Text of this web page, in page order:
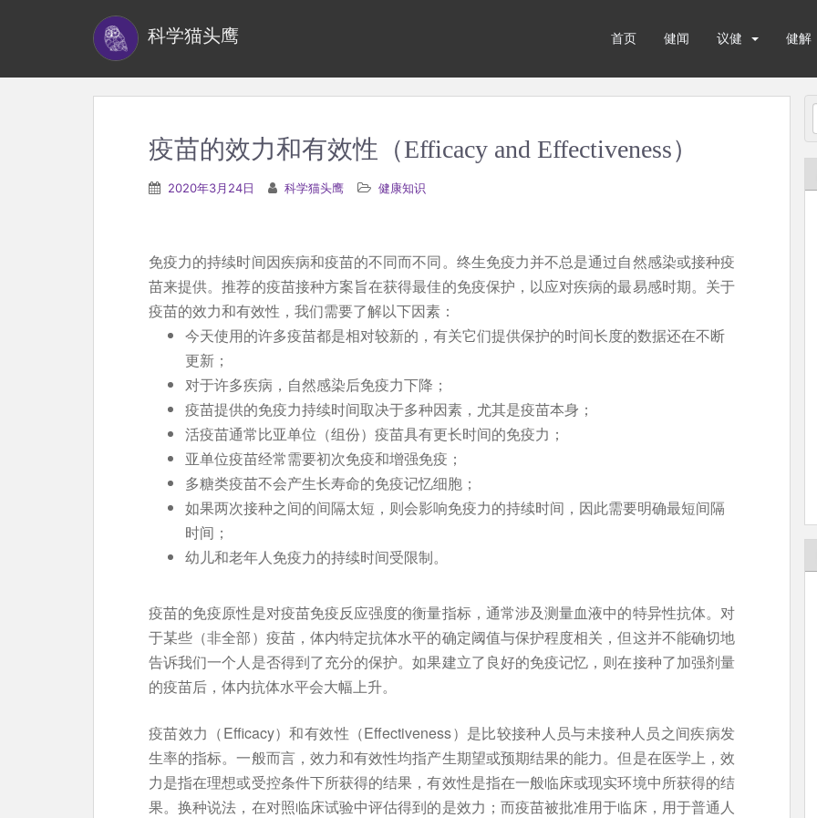
科学猫头鹰 首页 健闻 议健 健解
疫苗的效力和有效性（Efficacy and Effectiveness）
2020年3月24日 科学猫头鹰 健康知识
免疫力的持续时间因疾病和疫苗的不同而不同。终生免疫力并不总是通过自然感染或接种疫
苗来提供。推荐的疫苗接种方案旨在获得最佳的免疫保护，以应对疾病的最易感时期。关于
疫苗的效力和有效性，我们需要了解以下因素：
今天使用的许多疫苗都是相对较新的，有关它们提供保护的时间长度的数据还在不断
更新；
对于许多疾病，自然感染后免疫力下降；
疫苗提供的免疫力持续时间取决于多种因素，尤其是疫苗本身；
活疫苗通常比亚单位（组份）疫苗具有更长时间的免疫力；
亚单位疫苗经常需要初次免疫和增强免疫；
多糖类疫苗不会产生长寿命的免疫记忆细胞；
如果两次接种之间的间隔太短，则会影响免疫力的持续时间，因此需要明确最短间隔
时间；
幼儿和老年人免疫力的持续时间受限制。
疫苗的免疫原性是对疫苗免疫反应强度的衡量指标，通常涉及测量血液中的特异性抗体。对
于某些（非全部）疫苗，体内特定抗体水平的确定阈值与保护程度相关，但这并不能确切地
告诉我们一个人是否得到了充分的保护。如果建立了良好的免疫记忆，则在接种了加强剂量
的疫苗后，体内抗体水平会大幅上升。
疫苗效力（Efficacy）和有效性（Effectiveness）是比较接种人员与未接种人员之间疾病发
生率的指标。一般而言，效力和有效性均指产生期望或预期结果的能力。但是在医学上，效
力是指在理想或受控条件下所获得的结果，有效性是指在一般临床或现实环境中所获得的结
果。换种说法，在对照临床试验中评估得到的是效力；而疫苗被批准用于临床，用于普通人